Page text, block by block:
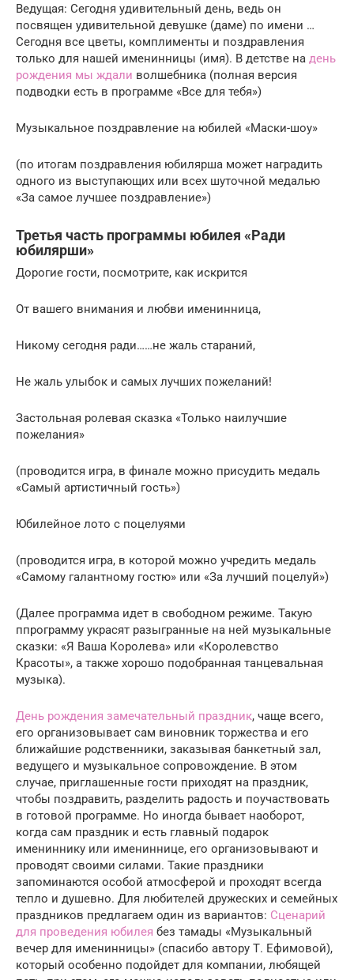
Ведущая: Сегодня удивительный день, ведь он
посвящен удивительной девушке (даме) по имени …
Сегодня все цветы, комплименты и поздравления
только для нашей именинницы (имя). В детстве на день
рождения мы ждали волшебника (полная версия
подводки есть в программе «Все для тебя»)
Музыкальное поздравление на юбилей «Маски-шоу»
(по итогам поздравления юбилярша может наградить
одного из выступающих или всех шуточной медалью
«За самое лучшее поздравление»)
Третья часть программы юбилея «Ради
юбилярши»
Дорогие гости, посмотрите, как искрится
От вашего внимания и любви именинница,
Никому сегодня ради……не жаль стараний,
Не жаль улыбок и самых лучших пожеланий!
Застольная ролевая сказка «Только наилучшие
пожелания»
(проводится игра, в финале можно присудить медаль
«Самый артистичный гость»)
Юбилейное лото с поцелуями
(проводится игра, в которой можно учредить медаль
«Самому галантному гостю» или «За лучший поцелуй»)
(Далее программа идет в свободном режиме. Такую
ппрограмму украсят разыгранные на ней музыкальные
сказки: «Я Ваша Королева» или «Королевство
Красоты», а также хорошо подобранная танцевальная
музыка).
День рождения замечательный праздник, чаще всего,
его организовывает сам виновник торжества и его
ближайшие родственники, заказывая банкетный зал,
ведущего и музыкальное сопровождение. В этом
случае, приглашенные гости приходят на праздник,
чтобы поздравить, разделить радость и поучаствовать
в готовой программе. Но иногда бывает наоборот,
когда сам праздник и есть главный подарок
имениннику или имениннице, его организовывают и
проводят своими силами. Такие праздники
запоминаются особой атмосферой и проходят всегда
тепло и душевно. Для любителей дружеских и семейных
праздников предлагаем один из вариантов: Сценарий
для проведения юбилея без тамады «Музыкальный
вечер для именинницы» (спасибо автору Т. Ефимовой),
который особенно подойдет для компании, любящей